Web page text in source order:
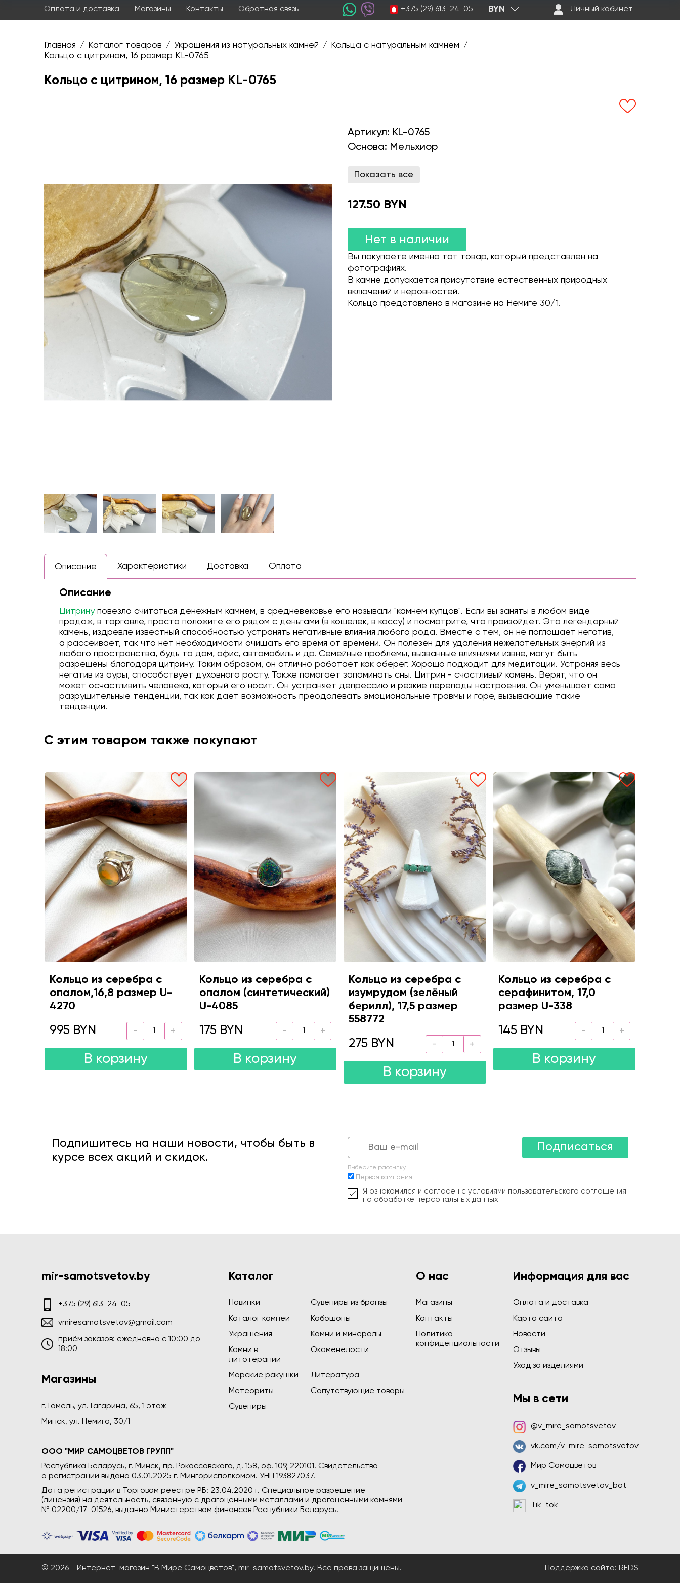
Оплата и доставка Магазины Контакты Обратная связь +375 (29) 613-24-05 BYN Личный кабинет
Главная / Каталог товаров / Украшения из натуральных камней / Кольца с натуральным камнем /
Кольцо с цитрином, 16 размер KL-0765
Кольцо с цитрином, 16 размер KL-0765
Артикул: KL-0765
Основа: Мельхиор
Показать все
127.50 BYN
Нет в наличии
Вы покупаете именно тот товар, который представлен на
фотографиях.
В камне допускается присутствие естественных природных
включений и неровностей.
Кольцо представлено в магазине на Немиге 30/1.
Описание Характеристики Доставка Оплата
Описание
Цитринуповезло считаться денежным камнем, в средневековье его называли "камнем купцов". Если вы заняты в любом виде
продаж, в торговле, просто положите его рядом с деньгами (в кошелек, в кассу) и посмотрите, что произойдет. Это легендарный
камень, издревле известный способностью устранять негативные влияния любого рода. Вместе с тем, он не поглощает негатив,
а рассеивает, так что нет необходимости очищать его время от времени. Он полезен для удаления нежелательных энергий из
любого пространства, будь то дом, офис, автомобиль и др. Семейные проблемы, вызванные влияниями извне, могут быть
разрешены благодаря цитрину. Таким образом, он отлично работает как оберег. Хорошо подходит для медитации. Устраняя весь
негатив из ауры, способствует духовного росту. Также помогает запоминать сны. Цитрин - счастливый камень. Верят, что он
может осчастливить человека, который его носит. Он устраняет депрессию и резкие перепады настроения. Он уменьшает само
разрушительные тенденции, так как дает возможность преодолевать эмоциональные травмы и горе, вызывающие такие
тенденции.
С этим товаром также покупают
Кольцо из серебра с
опалом,16,8 размер U-
4270
995 BYN
В корзину
Кольцо из серебра с
опалом (синтетический)
U-4085
175 BYN
В корзину
Кольцо из серебра с
изумрудом (зелёный
берилл), 17,5 размер
558772
275 BYN
В корзину
Кольцо из серебра с
серафинитом, 17,0
размер U-338
145 BYN
В корзину
Подпишитесь на наши новости, чтобы быть в
курсе всех акций и скидок.
Подписаться
Выберите рассылку
Первая кампания
Я ознакомился и согласен с условиями пользовательского соглашения
по обработке персональных данных
mir-samotsvetov.by
+375 (29) 613-24-05
vmiresamotsvetov@gmail.com
приём заказов: ежедневно c 10:00 до
18:00
Магазины
г. Гомель, ул. Гагарина, 65, 1 этаж
Минск, ул. Немига, 30/1
Каталог
Новинки
Сувениры из бронзы
Каталог камней
Кабошоны
Украшения
Камни и минералы
Камни в
литотерапии
Окаменелости
Морские ракушки
Литература
Метеориты
Сопутствующие товары
Сувениры
ООО "МИР САМОЦВЕТОВ ГРУПП"
Республика Беларусь, г. Минск, пр. Рокоссовского, д. 158, оф. 109, 220101. Свидетельство
о регистрации выдано 03.01.2025 г. Мингорисполкомом. УНП 193827037.
Дата регистрации в Торговом реестре РБ: 23.04.2020 г. Специальное разрешение
(лицензия) на деятельность, связанную с драгоценными металлами и драгоценными камнями
№ 02200/17-01526, выданно Министерством финансов Республики Беларусь.
О нас
Магазины
Контакты
Политика
конфиденциальности
Информация для вас
Оплата и доставка
Карта сайта
Новости
Отзывы
Уход за изделиями
Мы в сети
@v_mire_samotsvetov
vk.com/v_mire_samotsvetov
Мир Самоцветов
v_mire_samotsvetov_bot
Tik-tok
© 2026 - Интернет-магазин "В Мире Самоцветов", mir-samotsvetov.by. Все права защищены. Поддержка сайта: REDS